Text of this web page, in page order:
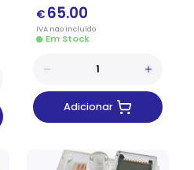
€ 65.00
IVA nãoincluído
Em Stock
Adicionar